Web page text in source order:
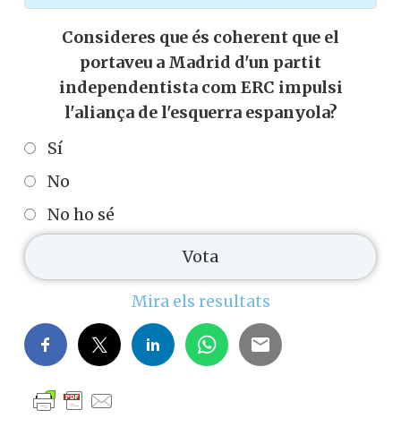
Consideres que és coherent que el
portaveu a Madrid d'un partit
independentista com ERC impulsi
l'aliança de l'esquerra espanyola?
Sí
No
No ho sé
Mira els resultats